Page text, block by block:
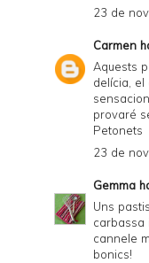
23 de
Carmen
Aquests
delícia, el
provaré
Petonets
23 de
Gemma
Uns
carbassa
cannele
bonics!